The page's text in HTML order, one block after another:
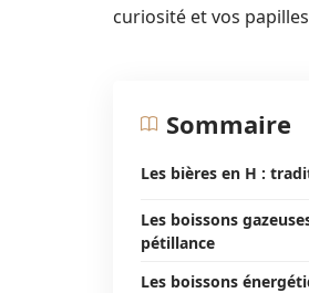
curiosité et vos
Sommaire
Les bières en H :
Les boissons
pétillance
Les boissons